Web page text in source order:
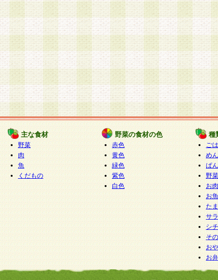
主な食材
野菜
肉
魚
くだもの
野菜の食材の色
赤色
黄色
緑色
紫色
白色
種
ご
めん
ぱん
野
お
お
た
サ
シ
そ
お
お